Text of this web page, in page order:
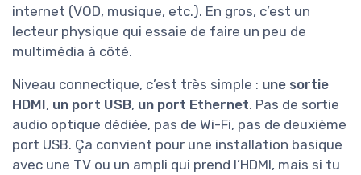
internet (VOD, musique, etc.). En gros, c’est un
lecteur physique qui essaie de faire un peu de
multimédia à côté.
Niveau connectique, c’est très simple : une sortie
HDMI, un port USB, un port Ethernet. Pas de sortie
audio optique dédiée, pas de Wi-Fi, pas de deuxième
port USB. Ça convient pour une installation basique
avec une TV ou un ampli qui prend l’HDMI, mais si tu